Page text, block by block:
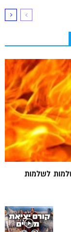
לשלמות